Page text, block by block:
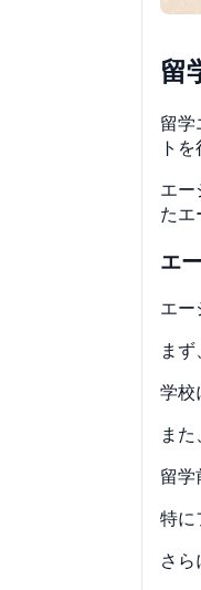
留
留学
ト
エー
たエ
エ
エー
ま
学校
ま
留学
特に
さ